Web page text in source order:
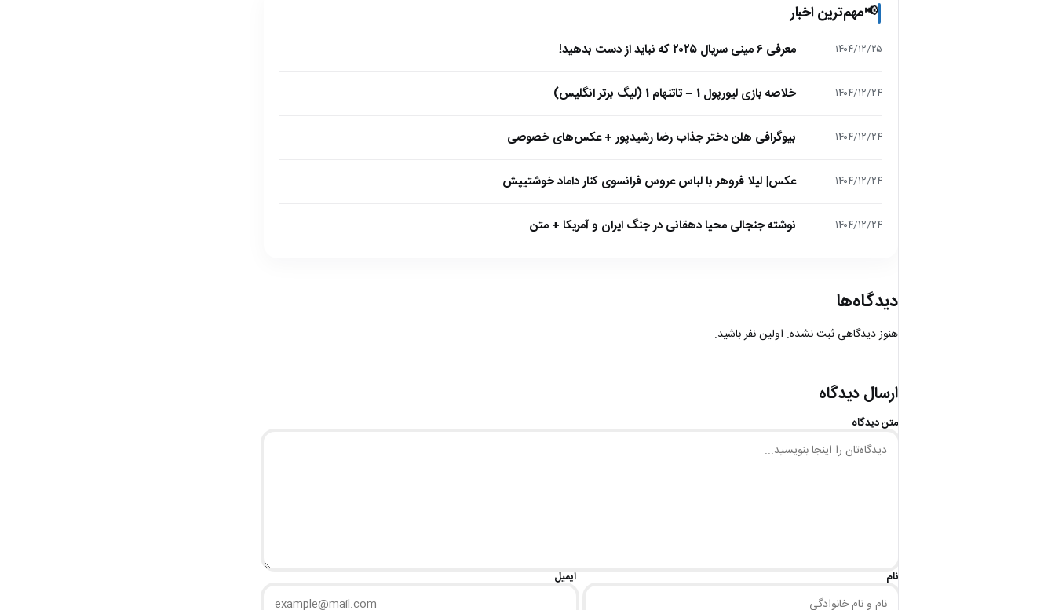
📢مهم‌ترین اخبار
۱۴۰۴/۱۲/۲۵ معرفی ۶ مینی سریال ۲۰۲۵ که نباید از دست بدهید!
۱۴۰۴/۱۲/۲۴ خلاصه بازی لیورپول 1 – تاتنهام 1 (لیگ برتر انگلیس)
۱۴۰۴/۱۲/۲۴ بیوگرافی هلن دختر جذاب رضا رشیدپور + عکس‌های خصوصی
۱۴۰۴/۱۲/۲۴ عکس| لیلا فروهر با لباس عروس فرانسوی کنار داماد خوشتیپش
۱۴۰۴/۱۲/۲۴ نوشته جنجالی محیا دهقانی در جنگ ایران و آمریکا + متن
دیدگاه‌ها
هنوز دیدگاهی ثبت نشده. اولین نفر باشید.
ارسال دیدگاه
متن دیدگاه
نام ایمیل